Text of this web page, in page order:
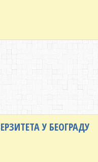
У БЕОГРАДУ